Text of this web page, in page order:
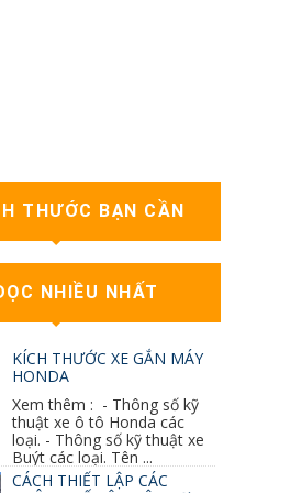
THƯỚC BẠN CẦN
NHIỀU NHẤT
KÍCH THƯỚC XE GẮN MÁY
HONDA
Xem thêm : - Thông số kỹ
thuật xe ô tô Honda các
loại. - Thông số kỹ thuật xe
Buýt các loại. Tên ...
CÁCH THIẾT LẬP CÁC